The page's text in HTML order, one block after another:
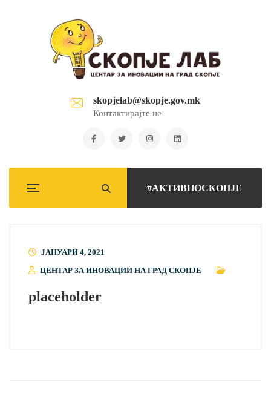
skopjelab@skopje.gov.mk
Контактирајте не
#АКТИВНОСКОПЈЕ
ЈАНУАРИ 4, 2021
ЦЕНТАР ЗА ИНОВАЦИИ НА ГРАД СКОПЈЕ
placeholder